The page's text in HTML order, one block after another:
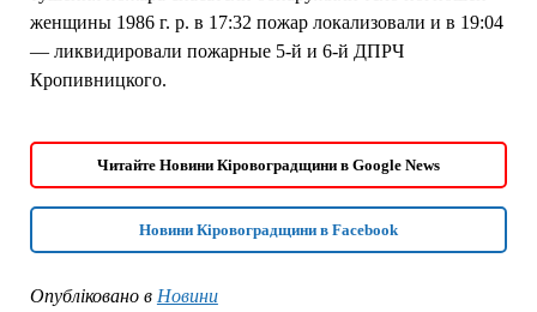
женщины 1986 г. р. в 17:32 пожар локализовали и в 19:04
— ликвидировали пожарные 5-й и 6-й ДПРЧ
Кропивницкого.
Читайте Новини Кіровоградщини в Google News
Новини Кіровоградщини в Facebook
Опубліковано в Новини